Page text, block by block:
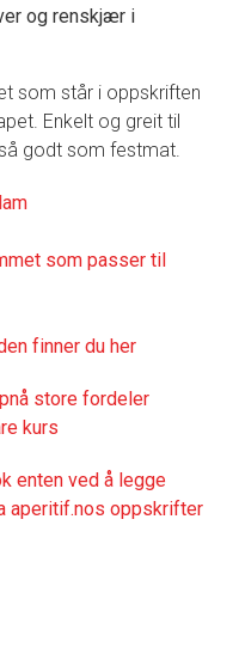
og renskjær i
som står i oppskriften
Enkelt og greit til
godt som festmat.
som passer til
finner du her
store fordeler
kurs
enten ved å legge
aperitif.nos oppskrifter